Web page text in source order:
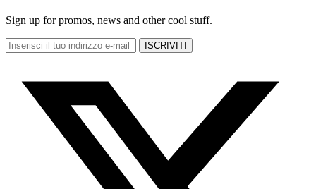
Sign up for promos, news and other cool stuff.